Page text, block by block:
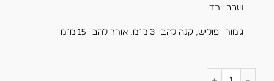
שבב יורד
גימור- פוליש, קנה להב- 3 מ”מ, אורך להב- 15 מ”מ
כמות של כרסם לפלסטיק שבב יורד קנה 3 מ"מ אורך להב 15 מ"מ AAYILXD3.15